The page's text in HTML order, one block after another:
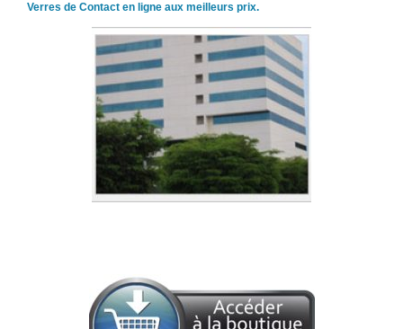
Verres de Contact en ligne aux meilleurs prix.